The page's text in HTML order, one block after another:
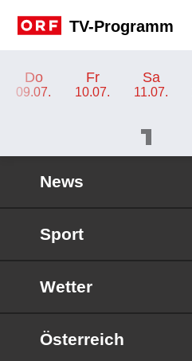
TV-Programm
Do
09.07.
Fr
10.07.
Sa
11.07.
News
Sport
Wetter
Österreich